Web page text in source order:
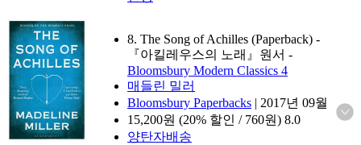
8. The Song of Achilles (Paperback) -
『아킬레우스의 노래』원서 -
Bloomsbury Modern Classics 4
매들린 밀러
Bloomsbury Paperbacks | 2017년 09월
15,200원 (20% 할인 / 760원) 8.0
양탄자배송